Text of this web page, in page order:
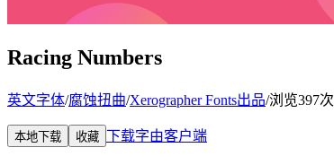
Racing Numbers
英文字体/腐蚀扭曲/Xerographer Fonts出品/浏览397次
本地下载 收藏 下载字由客户端